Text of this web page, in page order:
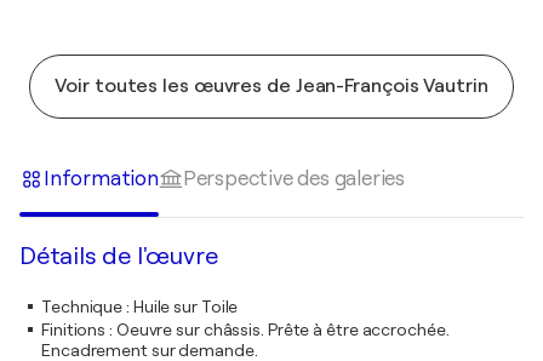
Voir toutes les œuvres de Jean-François Vautrin
Information Perspective des galeries
Détails de l'œuvre
Technique: Huile sur Toile
Finitions : Oeuvre sur châssis. Prête à être accrochée.
Encadrement sur demande.